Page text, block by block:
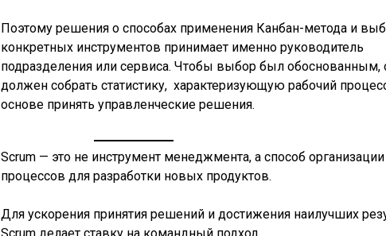
Поэтому решения о способах применения Канбан-метода и
конкретных инструментов принимает именно руководитель
подразделения или сервиса. Чтобы выбор был обоснованным,
должен собрать статистику, характеризующую рабочий
основе принять управленческие решения.
Scrum — это не инструмент менеджмента, а способ
процессов для разработки новых продуктов.
Для ускорения принятия решений и достижения наилучших